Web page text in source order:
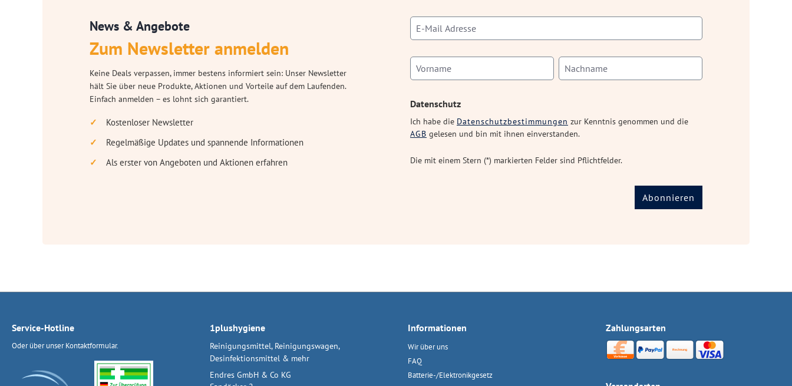
News & Angebote
Zum Newsletter anmelden
Keine Deals verpassen, immer bestens informiert sein: Unser Newsletter
hält Sie über neue Produkte, Aktionen und Vorteile auf dem Laufenden.
Einfach anmelden – es lohnt sich garantiert.
Kostenloser Newsletter
Regelmäßige Updates und spannende Informationen
Als erster von Angeboten und Aktionen erfahren
Datenschutz
Ich habe die Datenschutzbestimmungen zur Kenntnis genommen und die
AGB gelesen und bin mit ihnen einverstanden.
Die mit einem Stern (*) markierten Felder sind Pflichtfelder.
Abonnieren
Service-Hotline
Oder über unserKontaktformular.
1plushygiene
Reinigungsmittel, Reinigungswagen,
Desinfektionsmittel & mehr
Endres GmbH & Co KG
Informationen
Wir über uns
FAQ
Batterie-/Elektronikgesetz
Zahlungsarten